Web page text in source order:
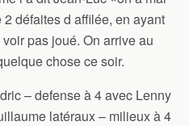
2 défaites d affilée, en ayant
pas joué. On arrive au
chose ce soir.
– defense à 4 avec Lenny
latéraux – milieux à 4